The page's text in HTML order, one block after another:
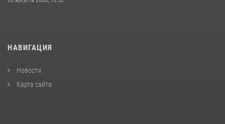
НАВИГАЦИЯ
Новости
Карта сайта